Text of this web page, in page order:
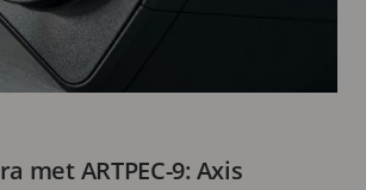
met ARTPEC-9: Axis